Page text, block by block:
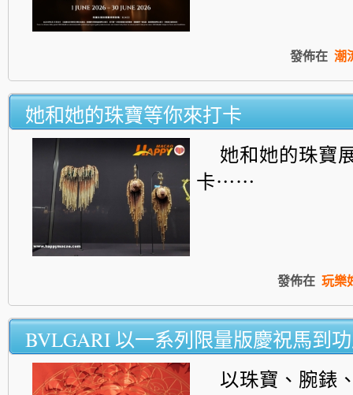
發佈在 潮
她和她的珠寶等你來打卡
她和她的珠寶
卡⋯⋯
發佈在 玩樂
BVLGARI 以一系列限量版慶祝馬到
以珠寶、腕錶